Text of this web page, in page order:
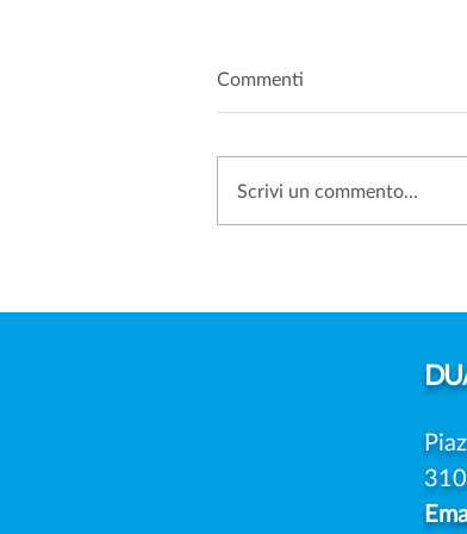
SCELGONO DI
Commenti
Scrivi un commento...